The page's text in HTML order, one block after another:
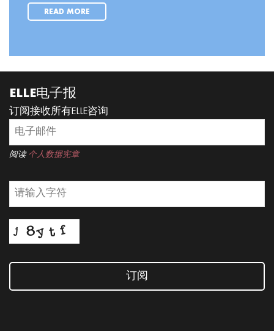
READ MORE
ELLE电子报
订阅接收所有ELLE咨询
阅读 个人数据宪章
订阅